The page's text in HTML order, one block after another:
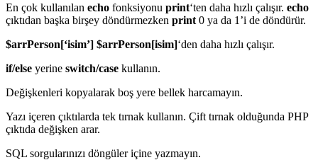
En çok kullanılan echo fonksiyonu print‘ten daha hızlı çalışır. echo
çıktıdan başka birşey döndürmezken print 0 ya da 1’i de döndürür.
$arrPerson[‘isim’] $arrPerson[isim]‘den daha hızlı çalışır.
if/else yerine switch/case kullanın.
Değişkenleri kopyalarak boş yere bellek harcamayın.
Yazı içeren çıktılarda tek tırnak kullanın. Çift tırnak olduğunda PHP
çıktıda değişken arar.
SQL sorgularınızı döngüler içine yazmayın.